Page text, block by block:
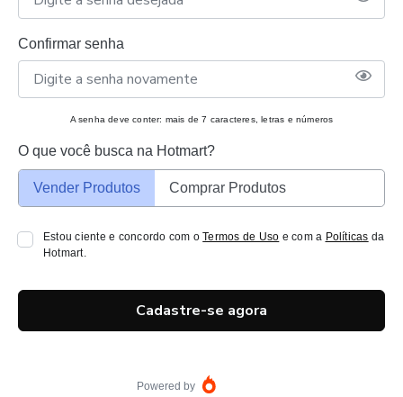
Confirmar senha
A senha deve conter: mais de 7 caracteres, letras e números
O que você busca na Hotmart?
Vender Produtos Comprar Produtos
Estou ciente e concordo com oTermos de Uso e com a Políticas da
Hotmart.
Cadastre-se agora
Powered by